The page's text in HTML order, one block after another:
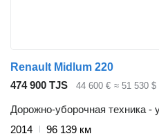
Renault Midlum 220
474 900 TJS
44 600 € ≈ 51 530 $
Дорожно-уборочная техника -
2014
96 139 км